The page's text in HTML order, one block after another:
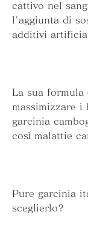
cattivo nel
l'aggiunta di
additivi
La sua formula
massimizzare i
garcinia
così malattie
Pure garcinia
sceglierlo?